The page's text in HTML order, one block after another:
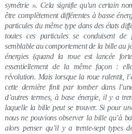
symétrie ». Cela signifie qu'un certain
être complètement différentes à basse
particules du même type dans des états
toutes ces particules se conduisent de
semblable au comportement de la bille au
énergies (quand la roue est lancée
essentiellement de la même façon :
révolution. Mais lorsque la roue ralentit,
cette dernière finit par tomber dans
d’autres termes, à base énergie, il y a
laquelle la bille peut se trouver. Si pour
nous ne pouvions observer la bille qu’à
alors penser qu’il y a trente-sept types